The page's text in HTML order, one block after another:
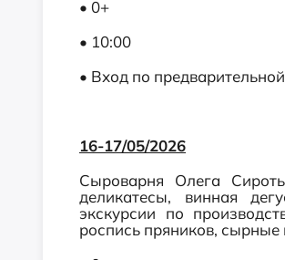
• 0+
• 10:00
• Вход по
16-17/05/2026
Сыроварня Олега
деликатесы, винная
экскурсии по
роспись пряников,